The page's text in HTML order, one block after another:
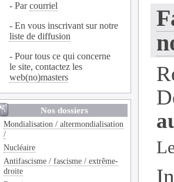
- Parcourriel
- En vous inscrivant sur notre
liste de diffusion
- Pour tous ce qui concerne
le site, contactez les
web(no)masters
Nos dossiers
Mondialisation / altermondialisation
/
Nucléaire
Antifascisme / fascisme / extrême-
droite